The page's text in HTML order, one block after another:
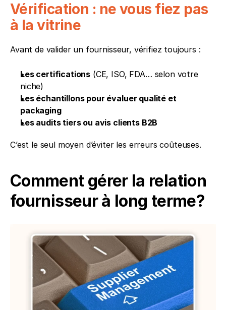
Vérification : ne vous fiez pas
à la vitrine
Avant de valider un fournisseur, vérifiez toujours :
Les certifications (CE, ISO, FDA… selon votre
niche)
Les échantillons pour évaluer qualité et
packaging
Les audits tiers ou avis clients B2B
C’est le seul moyen d’éviter les erreurs coûteuses.
Comment gérer la relation
fournisseur à long terme?